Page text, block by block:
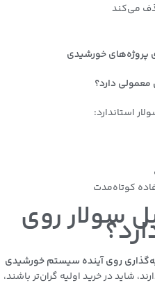
می‌کند
پروژه‌های خورشیدی
معمولی دارد؟
استاندارد:
سولار روی
روی آینده سیستم خورشیدی
شاید در خرید اولیه گران‌تر باشند،